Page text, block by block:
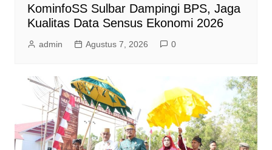
KominfoSS Sulbar Dampingi BPS, Jaga
Kualitas Data Sensus Ekonomi 2026
admin Agustus 7, 2026 0